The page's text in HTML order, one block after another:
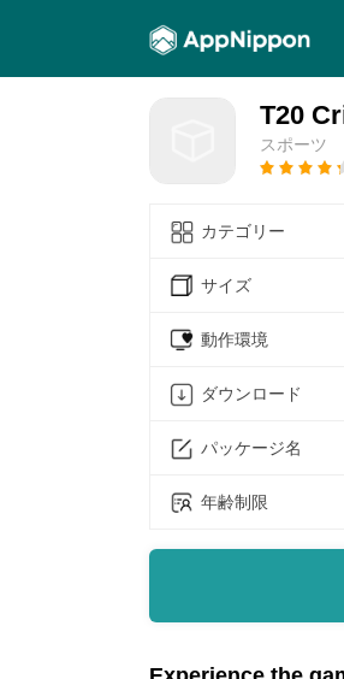
T20
スポーツ
カテゴリー
サイズ
動作環境
ダウンロード
パッケージ名
年齢制限